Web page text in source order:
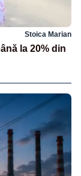
Stoica Marian
la 20% din